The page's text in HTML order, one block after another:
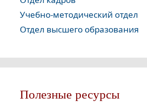
Учебно-методический отдел
Отдел высшего образования
Полезные ресурсы